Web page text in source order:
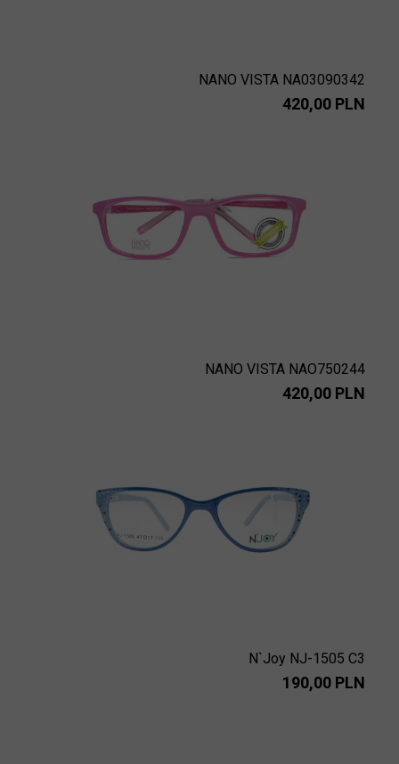
NANO VISTA NA03090342
420,00 PLN
NANO VISTA NAO750244
420,00 PLN
N`Joy NJ-1505 C3
190,00 PLN